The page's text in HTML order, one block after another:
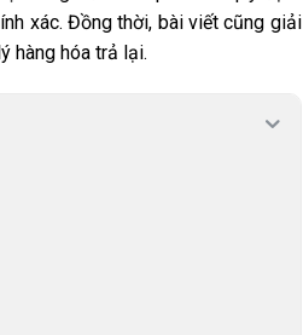
xác. Đồng thời, bài viết cũng giải
hàng hóa trả lại.